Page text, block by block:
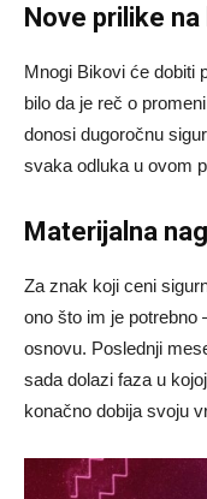
Nove prilike
Mnogi Bikovi će dobiti
bilo da je reč o
donosi dugoročnu
svaka odluka u ovom
Materijalna
Za znak koji ceni
ono što im je potrebno
osnovu. Poslednji
sada dolazi faza u
konačno dobija svoju